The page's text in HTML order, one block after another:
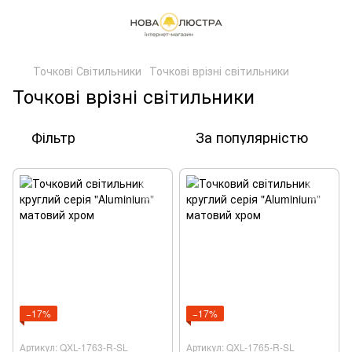
Точкові Світильники Точкові врізні світильники
Точкові врізні світильники
Фільтр За популярністю
−17%
Артикул: QXL-1763-R-SL
−17%
Артикул: QXL-1765-R-SL